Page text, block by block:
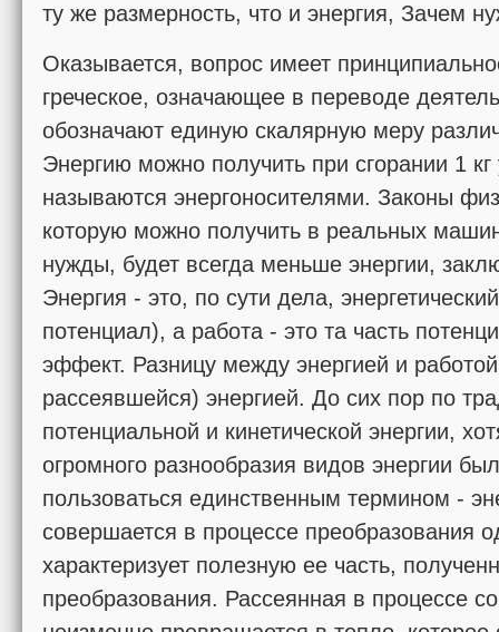
ту же размерность, что и энергия, Зачем
Оказывается, вопрос имеет
греческое, означающее в переводе
обозначают единую скалярную меру
Энергию можно получить при сгорании 1
называются энерго­носителями. Законы
которую можно получить в реальных
нужды, будет всегда меньше энергии,
Энергия - это, по сути дела,
потенциал), а работа - это та часть
эффект. Разницу между энергией и
рассеявшейся) энергией. До сих пор по
потен­циальной и кинетической энергии,
огромного разнообразия видов энергии
пользоваться единственным термином -
совершается в процессе преобразования
характеризует полезную ее часть,
преобразования. Рассеянная в процессе